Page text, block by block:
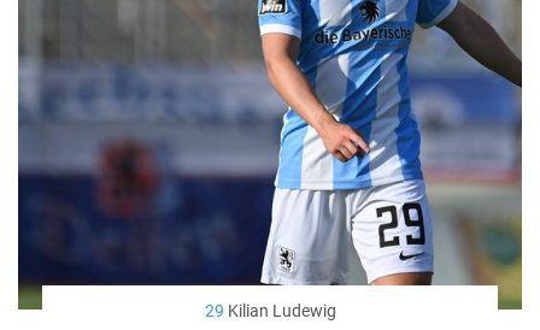
29 Kilian Ludewig